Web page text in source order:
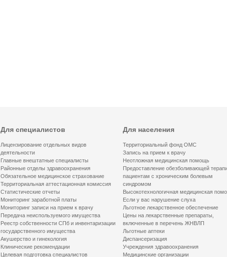
Для специалистов
Лицензирование отдельных видов
деятельности
Главные внештатные специалисты
Районные отделы здравоохранения
Обязательное медицинское страхование
Территориальная аттестационная комиссия
Статистические отчеты
Мониторинг заработной платы
Мониторинг записи на прием к врачу
Передача неиспользуемого имущества
Реестр собственности СПб и инвентаризации
государственного имущества
Акушерство и гинекология
Клинические рекомендации
Целевая подготовка специалистов
Для населения
Территориальный фонд ОМС
Запись на прием к врачу
Неотложная медицинская помощь
Предоставление обезболивающей
пациентам с хроническим болевым
синдромом
Высокотехнологичная медицинская
Если у вас нарушение слуха
Льготное лекарственное обеспечение
Цены на лекарственные препараты,
включенные в перечень ЖНВЛП
Льготные аптеки
Диспансеризация
Учреждения здравоохранения
Медицинские организации